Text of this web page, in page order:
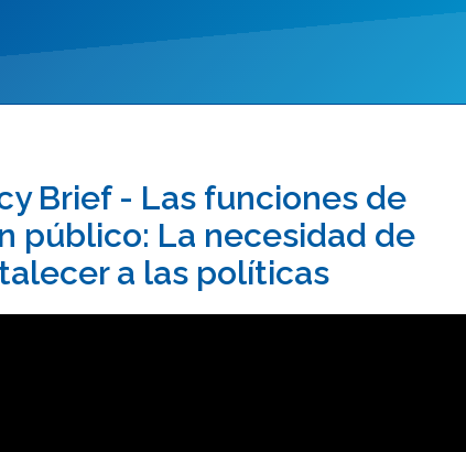
Nutrición y Tecnología de
Brief - Las funciones de
público: La necesidad de
a las políticas